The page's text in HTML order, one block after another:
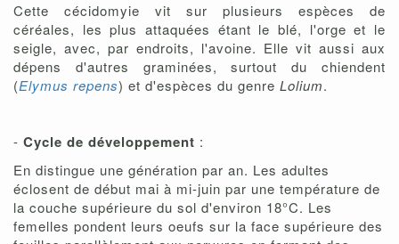
Cette cécidomyie vit sur plusieurs espèces de
céréales, les plus attaquées étant le blé, l'orge et le
seigle, avec, par endroits, l'avoine. Elle vit aussi aux
dépens d'autres graminées, surtout du chiendent
(Elymus repens) et d'espèces du genre Lolium.
- Cycle de développement :
En distingue une génération par an. Les adultes
éclosent de début mai à mi-juin par une température de
la couche supérieure du sol d'environ 18°C. Les
femelles pondent leurs oeufs sur la face supérieure des